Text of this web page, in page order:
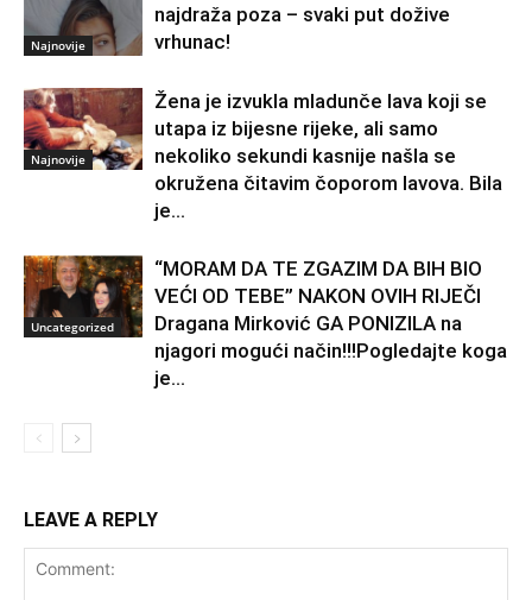
Najnovije
najdraža poza – svaki put dožive
vrhunac!
Najnovije
Žena je izvukla mladunče lava koji se
utapa iz bijesne rijeke, ali samo
nekoliko sekundi kasnije našla se
okružena čitavim čoporom lavova. Bila
je...
Uncategorized
“MORAM DA TE ZGAZIM DA BIH BIO
VEĆI OD TEBE” NAKON OVIH RIJEČI
Dragana Mirković GA PONIZILA na
njagori mogući način!!!Pogledajte koga
je...
LEAVE A REPLY